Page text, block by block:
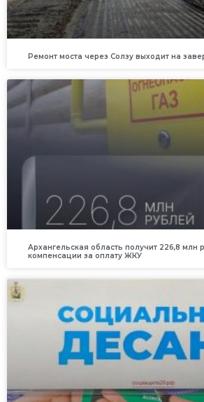
Ремонт моста через Солзу выходит на
Архангельская область получит 226,8 млн
компенсации за оплату ЖКУ